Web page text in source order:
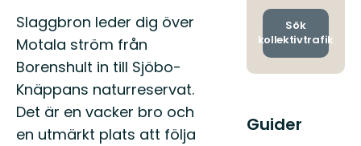
Beskrivning
Slaggbron leder dig över
Motala ström från
Borenshult in till Sjöbo-
Knäppans naturreservat.
Det är en vacker bro och
en utmärkt plats att följa
och
Sök
kollektivtrafik
Guider